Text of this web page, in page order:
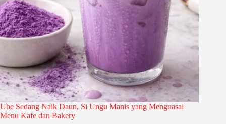
Ube Sedang Naik Daun, Si Ungu Manis yang Menguasai
Menu Kafe dan Bakery